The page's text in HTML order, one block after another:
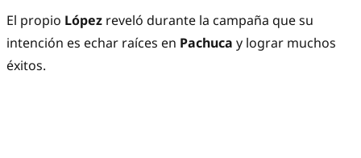
El propio López reveló durante la campaña que su
intención es echar raíces en Pachuca y lograr muchos
éxitos.